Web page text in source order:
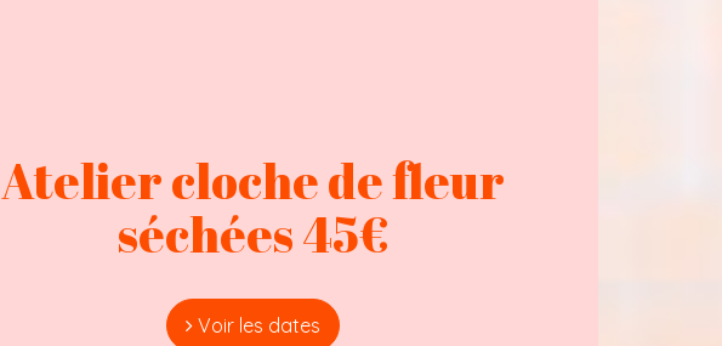
Atelier cloche de fleur
séchées 45€
Voir les dates